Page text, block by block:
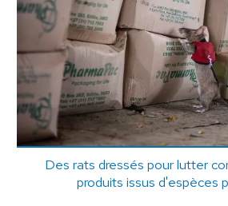
Des rats dressés pour lutter
produits issus d'espèces